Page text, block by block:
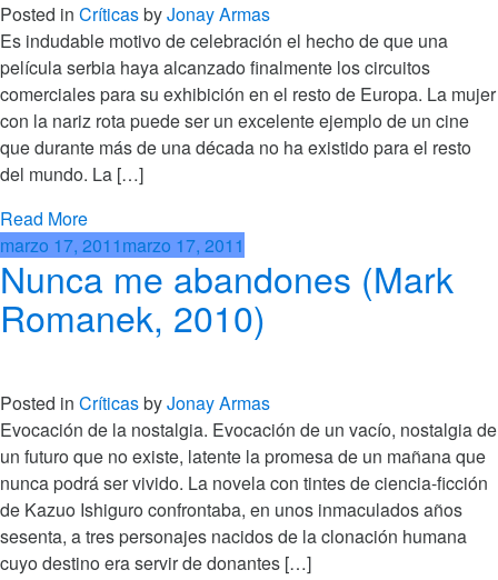
Posted in CríticasbyJonay Armas
Es indudable motivo de celebración el hecho de que una
película serbia haya alcanzado finalmente los circuitos
comerciales para su exhibición en el resto de Europa. La mujer
con la nariz rota puede ser un excelente ejemplo de un cine
que durante más de una década no ha existido para el resto
del mundo. La […]
Read More
marzo 17, 2011marzo 17, 2011
Nunca me abandones (Mark
Romanek, 2010)
Posted in CríticasbyJonay Armas
Evocación de la nostalgia. Evocación de un vacío, nostalgia de
un futuro que no existe, latente la promesa de un mañana que
nunca podrá ser vivido. La novela con tintes de ciencia-ficción
de Kazuo Ishiguro confrontaba, en unos inmaculados años
sesenta, a tres personajes nacidos de la clonación humana
cuyo destino era servir de donantes […]